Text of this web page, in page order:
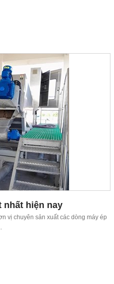
nhất hiện nay
vị chuyên sản xuất các dòng máy ép